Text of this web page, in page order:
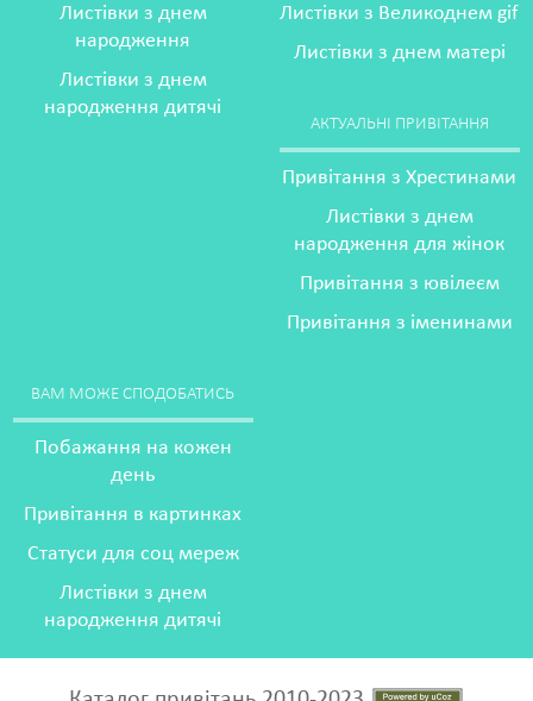
Листівки з днем
народження
Листівки з днем
народження дитячі
Листівки з Великоднем gif
Листівки з днем матері
АКТУАЛЬНІ ПРИВІТАННЯ
Привітання з Хрестинами
Листівки з днем
народження для жінок
Привітання з ювілеєм
Привітання з іменинами
ВАМ МОЖЕ СПОДОБАТИСЬ
Побажання на кожен
день
Привітання в картинках
Статуси для соц мереж
Листівки з днем
народження дитячі